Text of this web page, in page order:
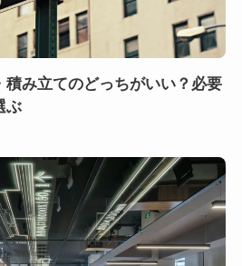
み立てのどっちがいい？必要
ぶ